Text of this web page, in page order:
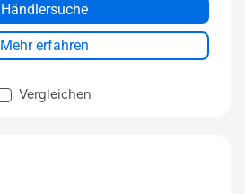
Händlersuche
Mehr erfahren
Vergleichen